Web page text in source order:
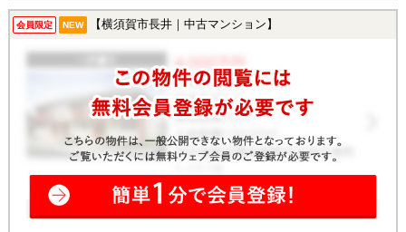
会員限定 NEW 【横須賀市長井｜中古マンション】